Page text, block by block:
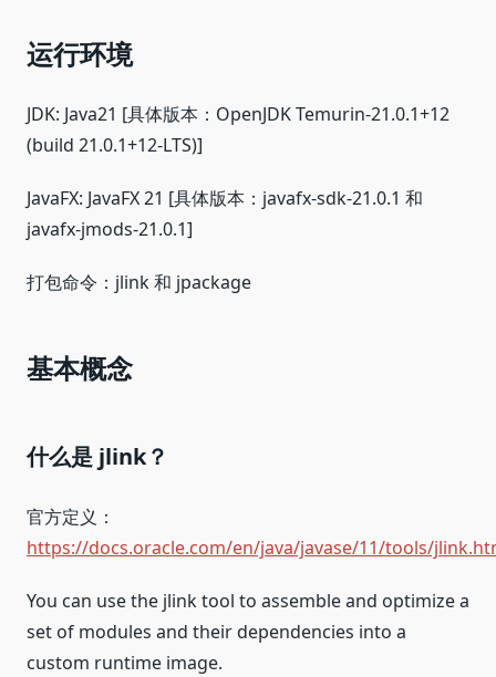
运行环境
JDK: Java21 [具体版本：OpenJDK Temurin-21.0.1+12
(build 21.0.1+12-LTS)]
JavaFX: JavaFX 21 [具体版本：javafx-sdk-21.0.1 和
javafx-jmods-21.0.1]
打包命令：jlink 和 jpackage
基本概念
什么是 jlink？
官方定义：
https://docs.oracle.com/en/java/javase/11/tools/
You can use the jlink tool to assemble and optimize a
set of modules and their dependencies into a
custom runtime image.